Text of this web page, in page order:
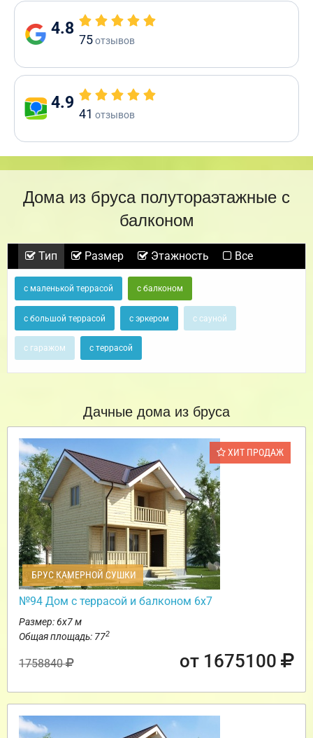
4.8
75отзывов
4.9
41 отзывов
Дома из бруса полутораэтажные с
балконом
Тип Размер Этажность Все
с маленькой террасой с балконом
с большой террасой с эркером с сауной
с гаражом с террасой
Дачные дома из бруса
ХИТ ПРОДАЖ
БРУС КАМЕРНОЙ СУШКИ
№94 Дом с террасой и балконом 6х7
Размер: 6х7 м
Общая площадь: 772
1758840 от 1675100